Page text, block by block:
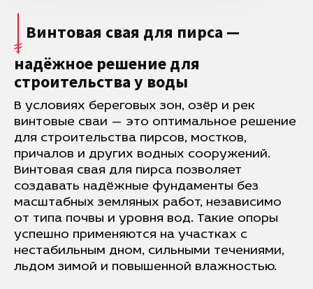
Винтовая свая для пирса —
надёжное решение для
строительства у воды
В условиях береговых зон, озёр и рек
винтовые сваи — это оптимальное решение
для строительства пирсов, мостков,
причалов и других водных сооружений.
Винтовая свая для пирса позволяет
создавать надёжные фундаменты без
масштабных земляных работ, независимо
от типа почвы и уровня вод. Такие опоры
успешно применяются на участках с
нестабильным дном, сильными течениями,
льдом зимой и повышенной влажностью.